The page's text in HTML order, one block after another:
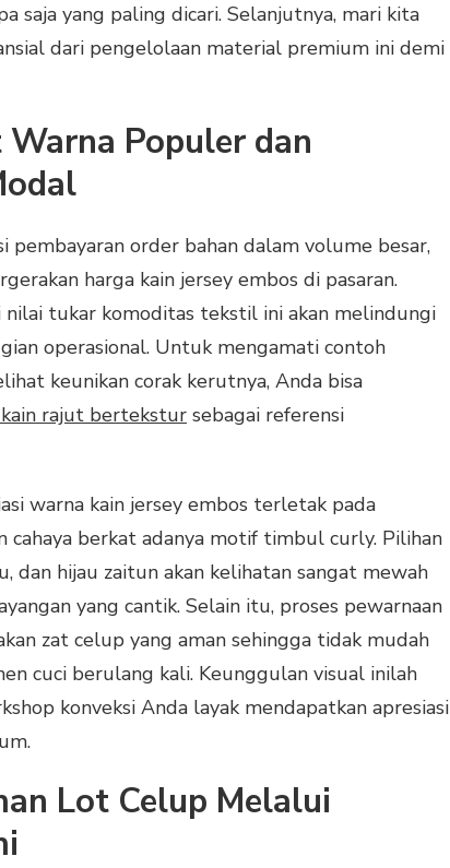
saja yang paling dicari. Selanjutnya, mari kita
dari pengelolaan material premium ini demi
Populer dan
pembayaran order bahan dalam volume besar,
harga kain jersey embos di pasaran.
nilai tukar komoditas tekstil ini akan melindungi
operasional. Untuk mengamati contoh
keunikan corak kerutnya, Anda bisa
rajut bertekstur sebagai referensi
warna kain jersey embos terletak pada
cahaya berkat adanya motif timbul curly. Pilihan
dan hijau zaitun akan kelihatan sangat mewah
yang cantik. Selain itu, proses pewarnaan
zat celup yang aman sehingga tidak mudah
cuci berulang kali. Keunggulan visual inilah
konveksi Anda layak mendapatkan apresiasi
Lot Celup Melalui